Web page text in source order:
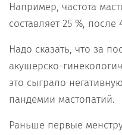
Например, частота
составляет 25 %, после
Надо сказать, что за
акушерско-
это сыграло
пандемии мастопатий.
Раньше первые